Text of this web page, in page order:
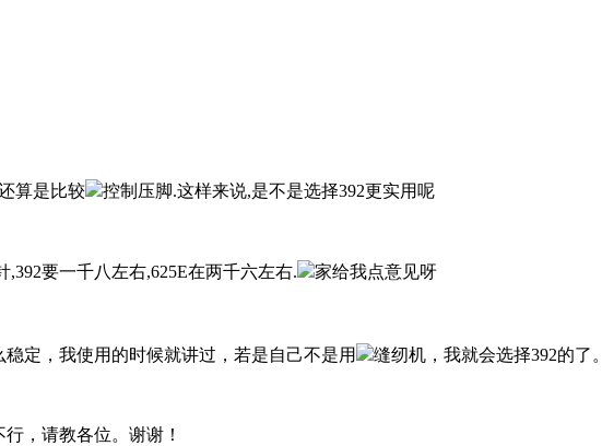
算是比较 控制压脚.这样来说,是不是选择392更实用呢
要一千八左右,625E在两千六左右. 家给我点意见呀
稳定，我使用的时候就讲过，若是自己不是用 缝纫机，我就会选择392的了。
，请教各位。谢谢！